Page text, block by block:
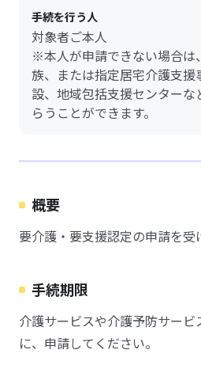
手続を行う人
対象者ご本人
※本人が申請できない場合は
族、または指定居宅介護支
設、地域包括支援センターな
らうことができます。
概要
要介護・要支援認定の申請を受
手続期限
介護サービスや介護予防サー
に、申請してください。